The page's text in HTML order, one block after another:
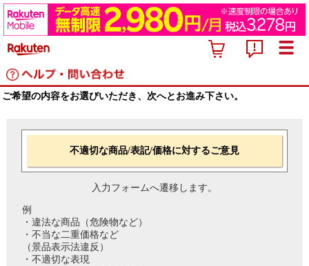
ご希望の内容をお選びいただき、次へとお進み下さい。
不適切な商品/表記/価格に対するご意見
入力フォームへ遷移します。
例
・違法な商品（危険物など）
・不当な二重価格など
（景品表示法違反）
・不適切な表現